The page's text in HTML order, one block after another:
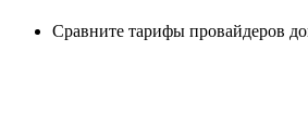
Сравните тарифы провайдеров